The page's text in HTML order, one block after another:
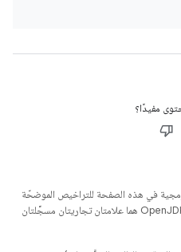
مفيدًا؟
في هذه الصفحة للتراخيص الموضحّة
. إنّ Java وOpenJDK هما علامتان تجاريتان مسجَّلتان